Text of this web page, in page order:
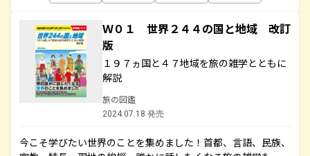
Ｗ０１ 世界２４４の国と地域 改訂
版
１９７ヵ国と４７地域を旅の雑学とともに
解説
旅の図鑑
2024.07.18 発売
今こそ学びたい世界のことを集めました！首都、言語、民族、